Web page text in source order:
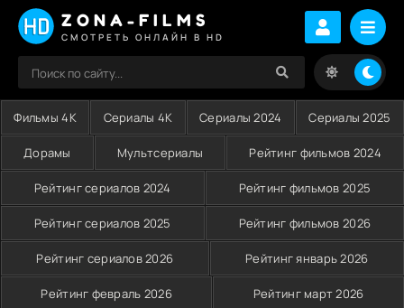
ZONA-FILMS
СМОТРЕТЬ ОНЛАЙН В HD
Фильмы 4K Сериалы 4K Сериалы 2024 Сериалы 2025
Дорамы Мультсериалы Рейтинг фильмов 2024
Рейтинг сериалов 2024 Рейтинг фильмов 2025
Рейтинг сериалов 2025 Рейтинг фильмов 2026
Рейтинг сериалов 2026 Рейтинг январь 2026
Рейтинг февраль 2026 Рейтинг март 2026